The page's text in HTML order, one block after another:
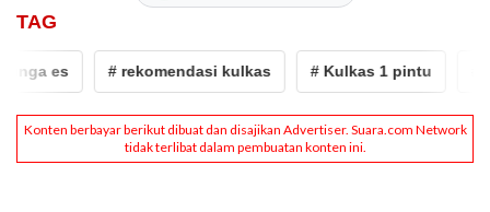
TAG
es # rekomendasi kulkas # Kulkas 1 pintu